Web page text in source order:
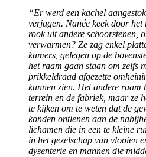
“Er werd een kachel
verjagen. Nanée keek door
rook uit andere schoorstenen,
verwarmen? Ze zag enkel
kamers, gelegen op de
het raam gaan staan om zelfs
prikkeldraad afgezette
kunnen zien. Het andere raam
terrein en de fabriek, maar ze
te kijken om te weten dat de
konden ontlenen aan de
lichamen die in een te kleine
in het gezelschap van vlooien
dysenterie en mannen die